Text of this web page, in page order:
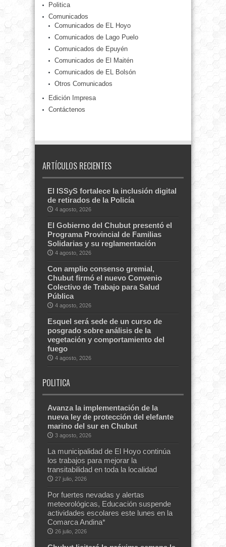
Politica
Comunicados
Comunicados de EL Hoyo
Comunicados de Lago Puelo
Comunicados de Epuyén
Comunicados de El Maitén
Comunicados de EL Bolsón
Otros Comunicados
Edición Impresa
Contáctenos
ARTÍCULOS RECIENTES
El ISSyS fortalece la inclusión digital
de retirados de la Policía
4 agosto, 2026
El Gobierno del Chubut presentó el
Programa Provincial de Familias
Solidarias y su reglamentación
4 agosto, 2026
Con amplio consenso gremial,
Chubut firmó el nuevo Convenio
Colectivo de Trabajo para Salud
Pública
4 agosto, 2026
Esquel será sede de un curso de
posgrado sobre análisis de la
vegetación y comportamiento del
fuego
4 agosto, 2026
POLITICA
Avanza la implementación de la
nueva ley de protección del elefante
marino del sur en Chubut
3 agosto, 2026
La municipalidad de El Hoyo continúa
los trabajos para mejorar la
transitabilidad en toda la localidad
27 julio, 2026
Por fuertes nevadas y alertas
meteorológicas, Educación suspende
actividades escolares este lunes en la
Comarca Andina*
26 julio, 2026